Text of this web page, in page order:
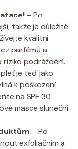
– Po
takže je důležité
kvalitní
parfémů a
riziko podráždění.
je teď jako
k poškození
na SPF 30
masce sluneční
– Po
exfoliačním a